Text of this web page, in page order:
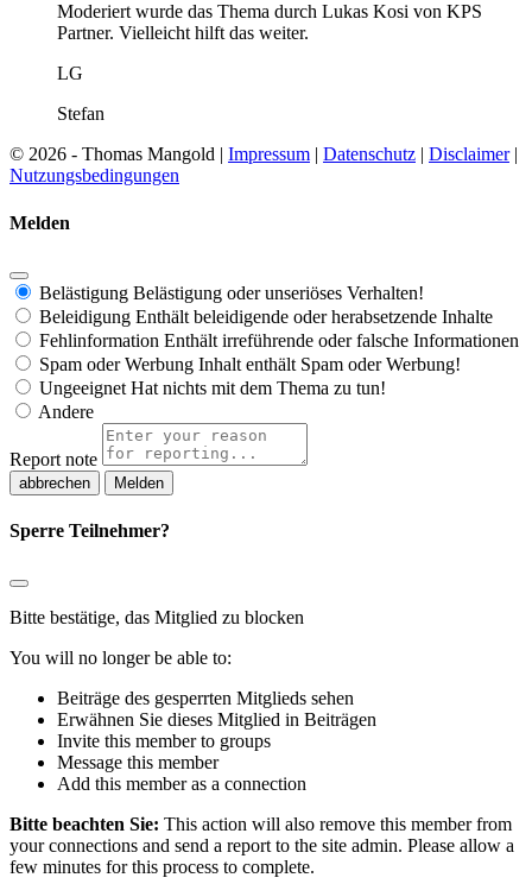
Moderiert wurde das Thema durch Lukas Kosi von KPS
Partner. Vielleicht hilft das weiter.
LG
Stefan
© 2026 - Thomas Mangold | Impressum | Datenschutz | Disclaimer|
Nutzungsbedingungen
Melden
Belästigung Belästigung oder unseriöses Verhalten!
Beleidigung Enthält beleidigende oder herabsetzende Inhalte
Fehlinformation Enthält irreführende oder falsche Informationen
Spam oder Werbung Inhalt enthält Spam oder Werbung!
Ungeeignet Hat nichts mit dem Thema zu tun!
Andere
Report note
Melden
Sperre Teilnehmer?
Bitte bestätige, das Mitglied zu blocken
You will no longer be able to:
Beiträge des gesperrten Mitglieds sehen
Erwähnen Sie dieses Mitglied in Beiträgen
Invite this member to groups
Message this member
Add this member as a connection
Bitte beachten Sie: This action will also remove this member from
your connections and send a report to the site admin. Please allow a
few minutes for this process to complete.